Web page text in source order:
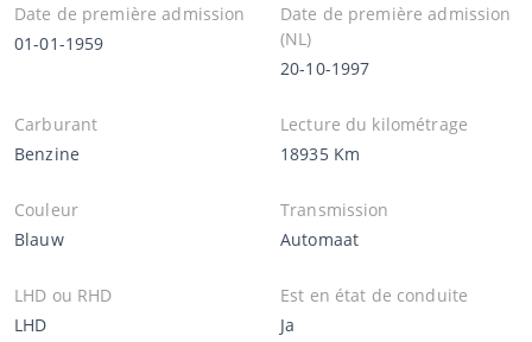
Date de première admission
01-01-1959
Date de première admission
(NL)
20-10-1997
Carburant
Benzine
Lecture du kilométrage
18935 Km
Couleur
Blauw
Transmission
Automaat
LHD ou RHD
LHD
Est en état de conduite
Ja